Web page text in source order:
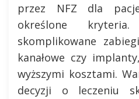
przez NFZ dla
określone
skomplikowane
kanałowe czy
wyższymi kosztami.
decyzji o leczeniu